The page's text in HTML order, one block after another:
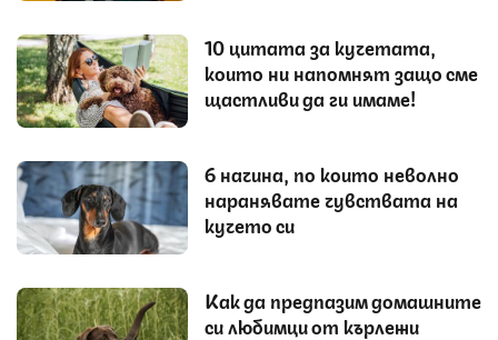
10 цитата за кучетата,
които ни напомнят защо сме
щастливи да ги имаме!
6 начина, по които неволно
наранявате чувствата на
кучето си
Как да предпазим домашните
си любимци от кърлежи